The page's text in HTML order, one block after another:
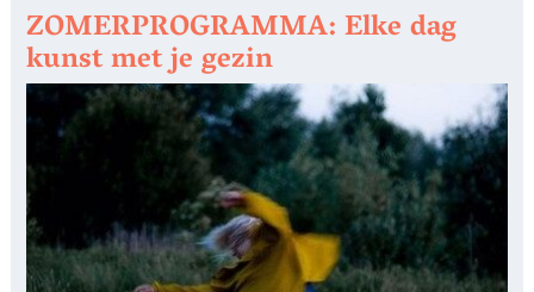
ZOMERPROGRAMMA: Elke dag
kunst met je gezin